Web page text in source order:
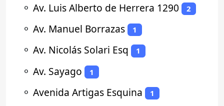
⚬ Av. Luis Alberto de Herrera 1290 2
⚬ Av. Manuel Borrazas 1
⚬ Av. Nicolás Solari Esq 1
⚬ Av. Sayago 1
⚬ Avenida Artigas Esquina 1